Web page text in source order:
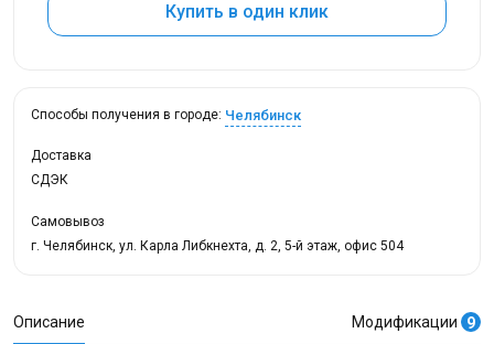
Купить в один клик
Способы получения в городе: Челябинск
Доставка
СДЭК
Самовывоз
г. Челябинск, ул. Карла Либкнехта, д. 2, 5-й этаж, офис 504
Описание Модификации 9